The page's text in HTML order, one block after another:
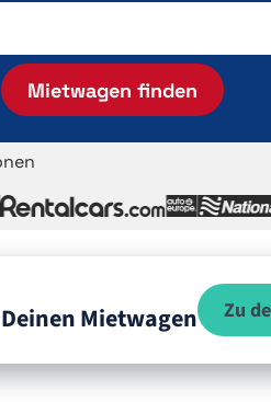
Mietwagen finden
Mietwagen Zu